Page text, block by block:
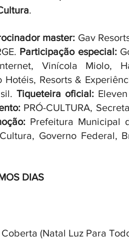
.
master: Gav
Participação especial:
Resorts &
Tiqueteira oficial:
PRÓ-CULTURA,
Prefeitura Municipal
Governo Federal,
DIAS
(Natal Luz Para